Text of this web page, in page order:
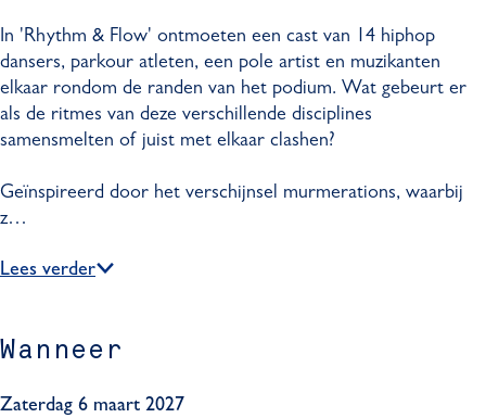
v
e
-
R
h
t
t
i
v
e
-
h
h
F
o
e
-
R
h
y
h
F
w
c
t
i
v
e
R
l
In 'Rhythm & Flow' ontmoeten een cast van 14 hiphop
dansers, parkour atleten, een pole artist en muzikanten
elkaar rondom de randen van het podium. Wat gebeurt er
als de ritmes van deze verschillende disciplines
samensmelten of juist met elkaar clashen?
Geïnspireerd door het verschijnsel murmerations, waarbij
z…
Lees verder
Wanneer
Zaterdag 6 maart 2027